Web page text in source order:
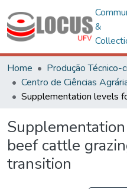
&
Home
Produção Técnico-
Centro de Ciências
beef cattle
transition